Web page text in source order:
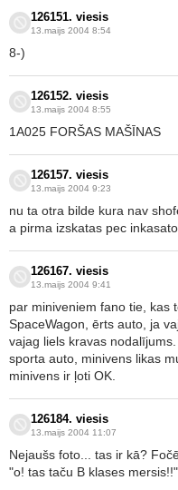
126151. viesis
13.maijs 2004 8:54
8-)
126152. viesis
13.maijs 2004 8:55
1A025 FORŠAS MAŠĪNAS
126157. viesis
13.maijs 2004 9:23
nu ta otra bilde kura nav
a pirma izskatas pec
126167. viesis
13.maijs 2004 9:41
par miniveniem fano tie, kas
SpaceWagon, ērts auto, ja
vajag liels kravas
sporta auto, minivens likas
minivens ir ļoti OK.
126184. viesis
13.maijs 2004 11:07
Nejaušs foto... tas ir kā?
"o! tas taču B klases